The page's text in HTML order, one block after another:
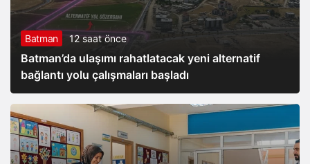
Batman 12 saat önce
Batman’da ulaşımı rahatlatacak yeni alternatif
bağlantı yolu çalışmaları başladı